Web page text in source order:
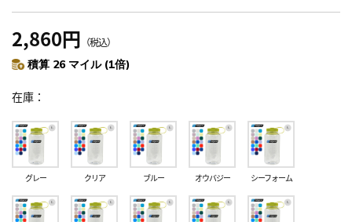
2,860円 （税込）
積算 26 マイル (1倍)
在庫
グレー クリア ブルー オウバジー シーフォーム